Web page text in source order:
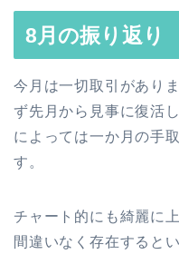
8月の振り返り
今月は一切取引があり
ず先月から見事に復活
によっては一か月の手
す。
チャート的にも綺麗に
間違いなく存在すると